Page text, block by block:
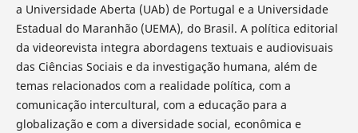
a Universidade Aberta (UAb) de Portugal e a Universidade
Estadual do Maranhão (UEMA), do Brasil. A política editorial
da videorevista integra abordagens textuais e audiovisuais
das Ciências Sociais e da investigação humana, além de
temas relacionados com a realidade política, com a
comunicação intercultural, com a educação para a
globalização e com a diversidade social, econômica e